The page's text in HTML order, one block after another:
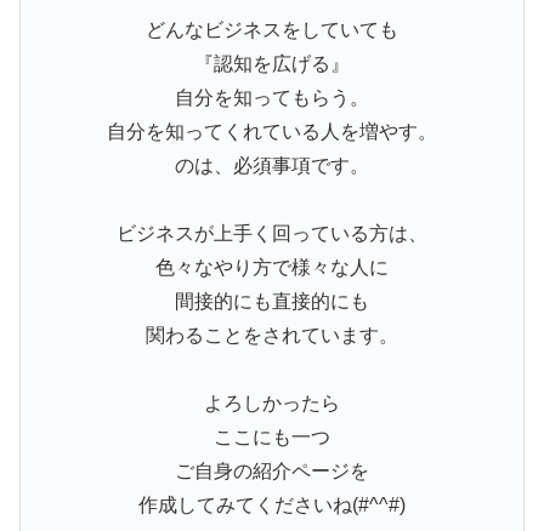
どんなビジネスをしていても
『認知を広げる』
自分を知ってもらう。
自分を知ってくれている人を増やす。
のは、必須事項です。
ビジネスが上手く回っている方は、
色々なやり方で様々な人に
間接的にも直接的にも
関わることをされています。
よろしかったら
ここにも一つ
ご自身の紹介ページを
作成してみてくださいね(#^^#)